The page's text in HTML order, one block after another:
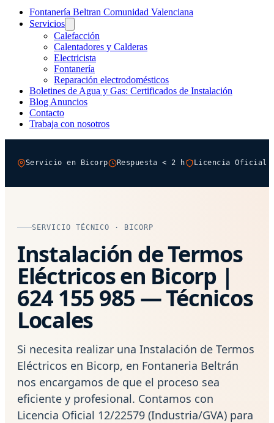
Fontanería Beltran Comunidad Valenciana
Servicios
Calefacción
Calentadores y Calderas
Electricista
Fontanería
Reparación electrodomésticos
Boletines de Agua y Gas: Certificados de Instalación
Blog Anuncios
Contacto
Trabaja con nosotros
Servicio en Bicorp Respuesta < 2 h Licencia Oficial
SERVICIO TÉCNICO · BICORP
Instalación de Termos
Eléctricos en Bicorp |
624 155 985 — Técnicos
Locales
Si necesita realizar una Instalación de Termos
Eléctricos en Bicorp, en Fontaneria Beltrán
nos encargamos de que el proceso sea
eficiente y profesional. Contamos con
Licencia Oficial 12/22579 (Industria/GVA) para